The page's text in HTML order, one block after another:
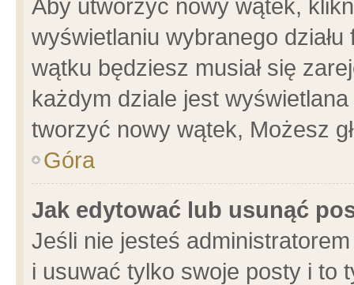
Aby utworzyć nowy wątek,
wyświetlaniu wybranego
wątku będziesz musiał się
każdym dziale jest
tworzyć nowy wątek, Możesz
Góra
Jak edytować lub usunąć
Jeśli nie jesteś
i usuwać tylko swoje posty i to